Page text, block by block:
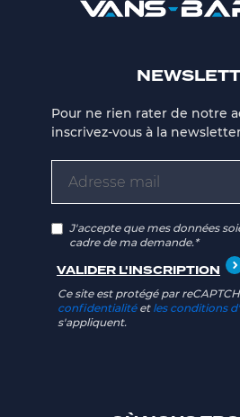
Pour ne rien rater de notre
inscrivez-vous à la
J'accepte que mes données
cadre de ma demande.*
Ce site est protégé par
confidentialitéet les conditions
s'appliquent.